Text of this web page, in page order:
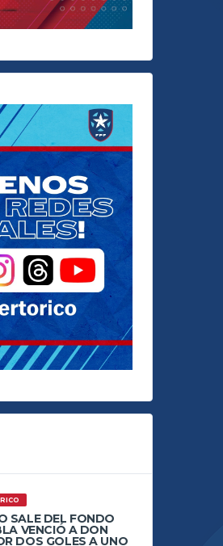
SALE DEL FONDO
VENCIÓ A DON
DOS GOLES A UNO